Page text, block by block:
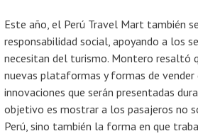
Este año, el Perú Travel Mart también
responsabilidad social, apoyando a los
necesitan del turismo. Montero resaltó
nuevas plataformas y formas de
innovaciones que serán presentadas
objetivo es mostrar a los pasajeros no
Perú, sino también la forma en que